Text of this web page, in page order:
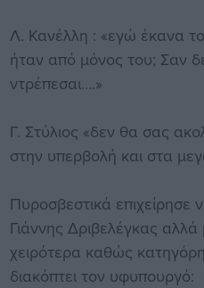
Λ. Κανέλλη : «εγώ έκανα
ήταν από μόνος του; Σαν
ντρέπεσαι….»
Γ. Στύλιος «δεν θα σας
στην υπερβολή και στα
Πυροσβεστικά
Γιάννης Δριβελέγκας
χειρότερα καθώς
διακόπτει τον